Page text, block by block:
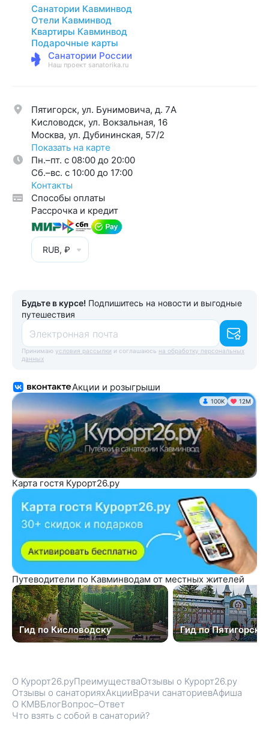
Санатории Кавминвод
Отели Кавминвод
Квартиры Кавминвод
Подарочные карты
Санатории России
Наш проект sanatorika.ru
Пятигорск, ул. Бунимовича, д. 7A
Кисловодск, ул. Вокзальная, 16
Москва, ул. Дубининская, 57/2
Показать на карте
Пн.–пт. с 08:00 до 20:00
Cб.–вс. с 10:00 до 17:00
Контакты
Способы оплаты
Рассрочка и кредит
RUB, ₽
Будьте в курсе! Подпишитесь на новости и выгодные
путешествия
Электронная почта
Принимаю условия рассылки и соглашаюсь на обработку персональных
данных
Акции и розыгрыши
100K 12М
Карта гостя Курорт26.ру
Путеводители по Кавминводам от местных жителей
Гид по Кисловодску Гид по Пятигорску
О Курорт26.руПреимуществаОтзывы о Курорт26.ру
Отзывы о санаторияхАкцииВрачи санаториевАфиша
О КМВБлогВопрос–Ответ
Что взять с собой в санаторий?